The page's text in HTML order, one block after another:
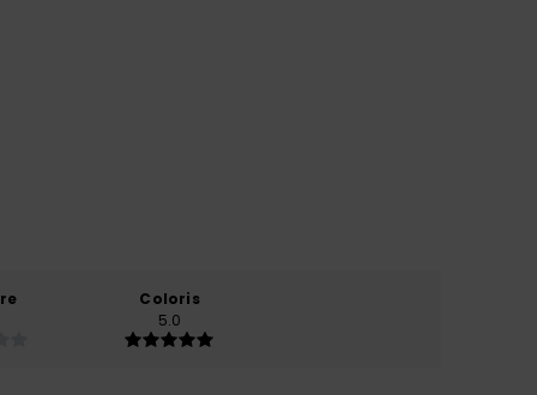
Coloris
5.0